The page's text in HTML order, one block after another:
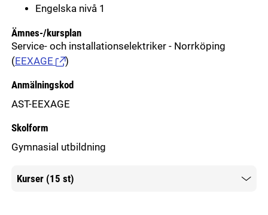
Engelska nivå 1
Ämnes-/kursplan
Service- och installationselektriker - Norrköping
(EEXAGE )
Anmälningskod
AST-EEXAGE
Skolform
Gymnasial utbildning
Kurser (15 st)
Mer information